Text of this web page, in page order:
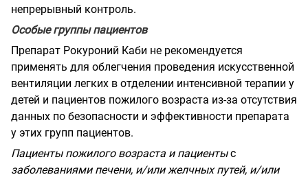
непрерывный контроль.
Особые группы пациентов
Препарат Рокуроний Каби не рекомендуется
применять для облегчения проведения искусственной
вентиляции легких в отделении интенсивной терапии у
детей и пациентов пожилого возраста из-за отсутствия
данных по безопасности и эффективности препарата
у этих групп пациентов.
Пациенты пожилого возраста и пациентыс
заболеваниями печени, и/или желчных путей, и/или